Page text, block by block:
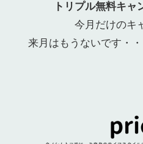
トリプル無料キャ
今月だけのキ
来月はもうないです・